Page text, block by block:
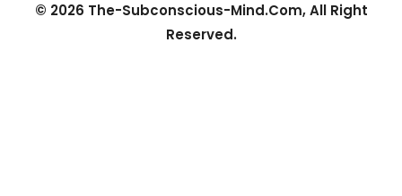
© 2026 The-Subconscious-Mind.Com, All Right
Reserved.